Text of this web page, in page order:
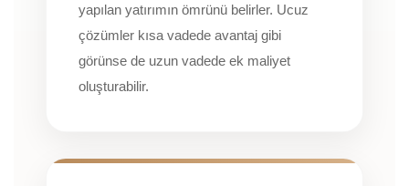
yapılan yatırımın ömrünü belirler. Ucuz
çözümler kısa vadede avantaj gibi
görünse de uzun vadede ek maliyet
oluşturabilir.